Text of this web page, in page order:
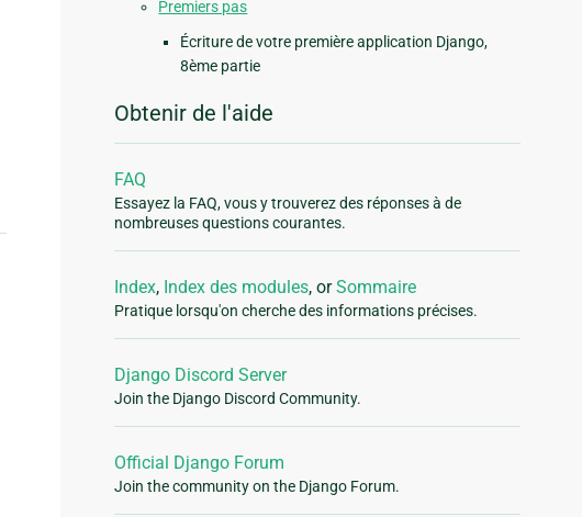
Premiers pas
Écriture de votre première application Django,
8ème partie
Obtenir de l'aide
FAQ
Essayez la FAQ, vous y trouverez des réponses à de
nombreuses questions courantes.
Index, Index des modules, orSommaire
Pratique lorsqu'on cherche des informations précises.
Django Discord Server
Join the Django Discord Community.
Official Django Forum
Join the community on the Django Forum.